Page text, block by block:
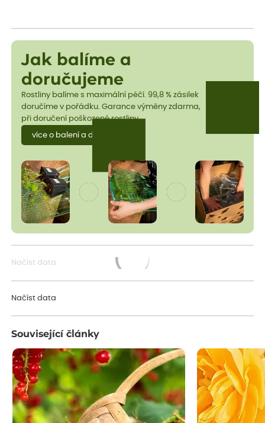
Jak balíme a
doručujeme
Rostliny balíme s maximální péčí. 99,8 % zásilek
doručíme v pořádku. Garance výměny zdarma,
při doručení poškozené rostliny.
více o balení a dopravě
Načíst data
Načíst data
Související články